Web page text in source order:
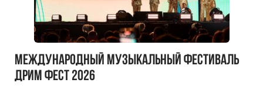
Международный музыкальный фестиваль
ДРИМ ФЕСТ 2026